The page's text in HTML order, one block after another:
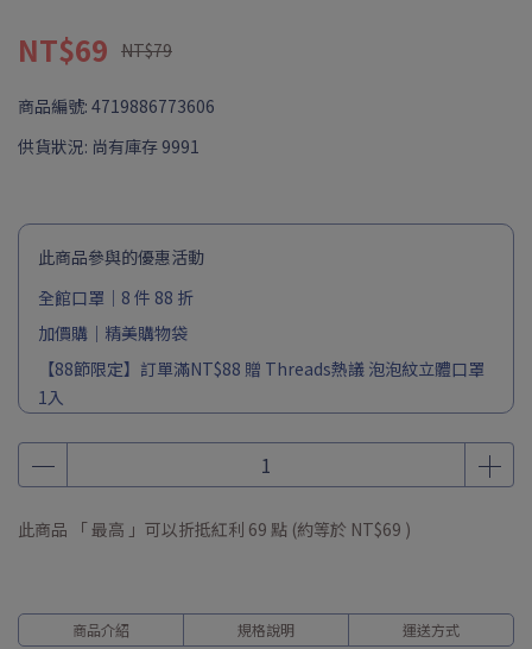
NT$69 NT$79
商品編號: 4719886773606
供貨狀況: 尚有庫存 9991
此商品參與的優惠活動
全館口罩｜8 件 88 折
加價購｜精美購物袋
【88節限定】訂單滿NT$88 贈 Threads熱議 泡泡紋立體口罩
1入
滿 NT$ 899 贈 純淨涼感 口罩 3入
嫩嬰口罩｜任選 2 袋送 鯊魚寶寶口罩 3 入
此商品 「 最高 」可以折抵紅利 69 點 (約等於 NT$69 )
商品介紹 規格說明 運送方式